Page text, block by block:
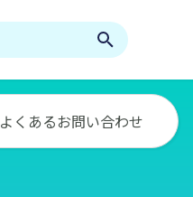
よくあるお問い合わせ